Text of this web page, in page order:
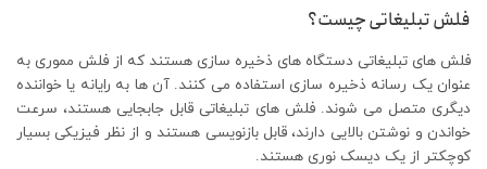
فلش تبلیغاتی چیست؟
فلش های تبلیغاتی دستگاه های ذخیره سازی هستند که از فلش مموری به
عنوان یک رسانه ذخیره سازی استفاده می کنند. آن ها به رایانه یا خواننده
دیگری متصل می شوند. فلش های تبلیغاتی قابل جابجایی هستند، سرعت
خواندن و نوشتن بالایی دارند، قابل بازنویسی هستند و از نظر فیزیکی بسیار
کوچکتر از یک دیسک نوری هستند.